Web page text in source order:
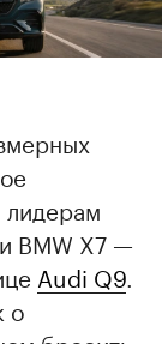
лидерам
BMW X7 —
Audi Q9.
о